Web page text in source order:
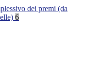
dei premi (da
6